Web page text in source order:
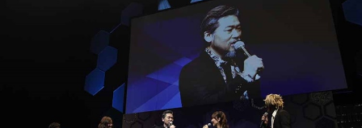
配信・Vtuber トレンド
声優記事一覧